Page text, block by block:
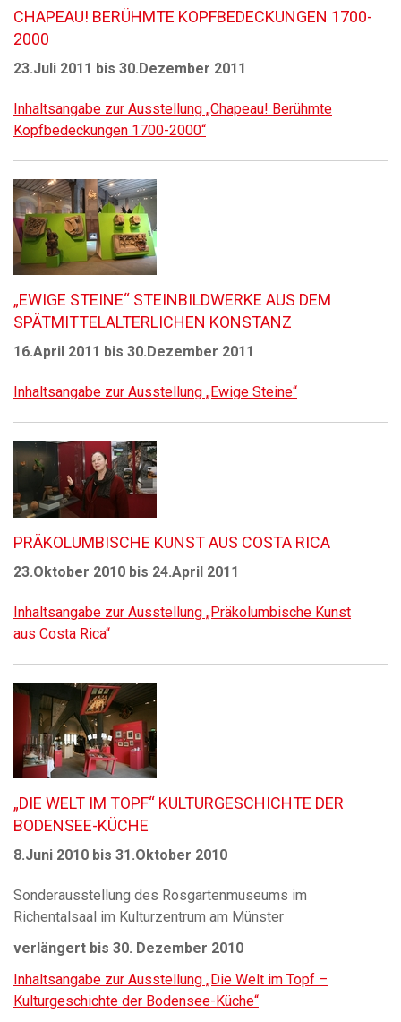
CHAPEAU! BERÜHMTE KOPFBEDECKUNGEN 1700-
2000
23.Juli 2011 bis 30.Dezember 2011
Inhaltsangabe zur Ausstellung „Chapeau! Berühmte
Kopfbedeckungen 1700-2000“
„EWIGE STEINE“ STEINBILDWERKE AUS DEM
SPÄTMITTELALTERLICHEN KONSTANZ
16.April 2011 bis 30.Dezember 2011
Inhaltsangabe zur Ausstellung „Ewige Steine“
PRÄKOLUMBISCHE KUNST AUS COSTA RICA
23.Oktober 2010 bis 24.April 2011
Inhaltsangabe zur Ausstellung „Präkolumbische Kunst
aus Costa Rica“
„DIE WELT IM TOPF“ KULTURGESCHICHTE DER
BODENSEE-KÜCHE
8.Juni 2010 bis 31.Oktober 2010
Sonderausstellung des Rosgartenmuseums im
Richentalsaal im Kulturzentrum am Münster
verlängert bis 30. Dezember 2010
Inhaltsangabe zur Ausstellung „Die Welt im Topf –
Kulturgeschichte der Bodensee-Küche“